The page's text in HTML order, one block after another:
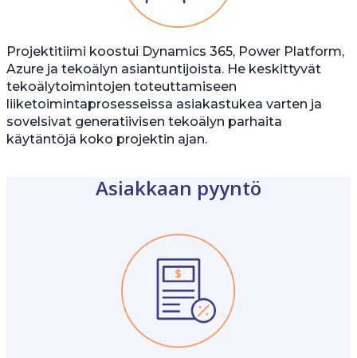
Projektitiimi koostui Dynamics 365, Power Platform,
Azure ja tekoälyn asiantuntijoista. He keskittyvät
tekoälytoimintojen toteuttamiseen
liiketoimintaprosesseissa asiakastukea varten ja
sovelsivat generatiivisen tekoälyn parhaita
käytäntöjä koko projektin ajan.
Asiakkaan pyyntö